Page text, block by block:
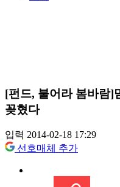
[펀드, 불어라 봄바람]
꽂혔다
입력 2014-02-18 17:29
선호매체 추가